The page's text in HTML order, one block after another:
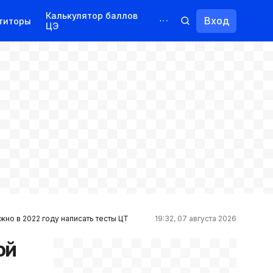
Калькулятор баллов
ЦЭ
Вход
в 2022 году написать тесты ЦТ 19:32, 07 августа 2026